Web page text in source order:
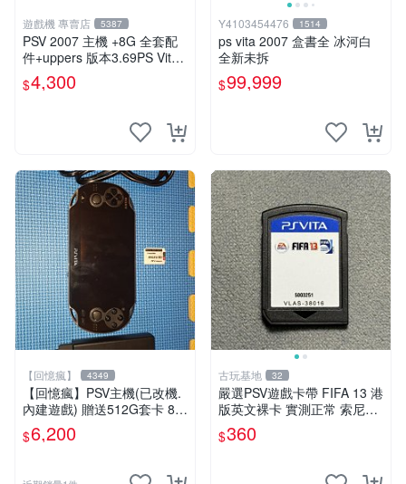
遊戲機 專賣店 5387
PSV 2007 主機 +8G 全套配
件+uppers 版本3.69PS Vita2
$4,300
Y4103454476 1514
ps vita 2007 盒書全 冰河白
全新未拆
$99,999
【回憶瘋】 4349
【回憶瘋】PSV主機(已改機.
內建遊戲) 贈送512G套卡 8成
5新 1000型
$6,200
古玩基地 32
嚴選PSV遊戲卡帶 FIFA 13 港
版英文裸卡 實測正常 索尼專
用 不支持其他機器 買二送優
惠 FIFA 13 psv 港版 卡帶
$360